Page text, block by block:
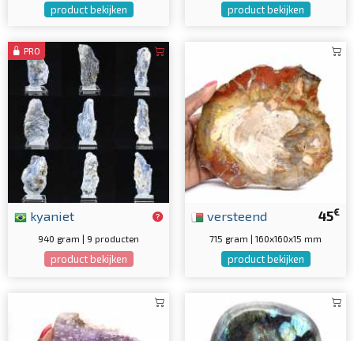
product bekijken product bekijken
PRO
kyaniet
940 gram | 9 producten
product bekijken
45€
versteend
715 gram | 160x160x15 mm
product bekijken